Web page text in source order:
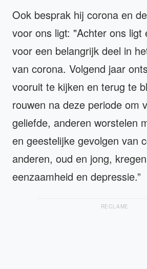
Ook besprak hij corona en
voor ons ligt: "Achter ons ligt
voor een belangrijk deel in
van corona. Volgend jaar
vooruit te kijken en terug te
rouwen na deze periode om
geliefde, anderen worstelen
en geestelijke gevolgen van
anderen, oud en jong,
eenzaamheid en depressie.”
RECLAME